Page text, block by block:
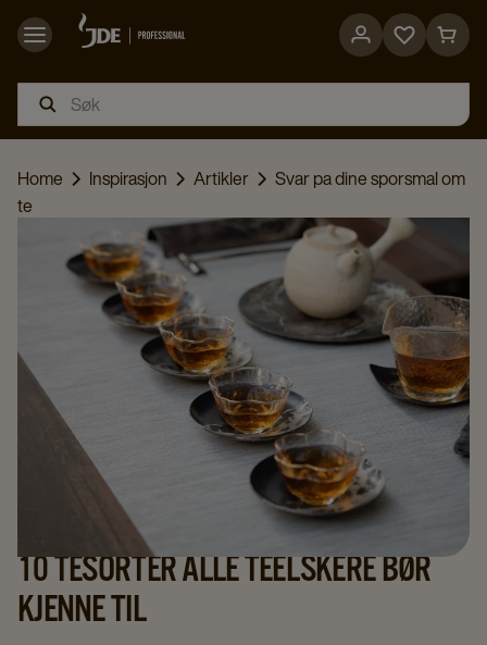
Go
page
Go
page
Home Inspirasjon Artikler
Svar pa dine sporsmal om
te
10 TESORTER ALLE TEELSKERE BØR
KJENNE TIL